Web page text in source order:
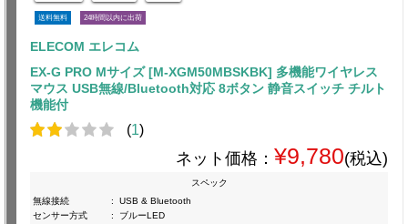
送料無料 24時間以内に出荷
ELECOM エレコム
EX-G PRO Mサイズ [M-XGM50MBSKBK] 多機能ワイヤレス
マウス USB無線/Bluetooth対応 8ボタン 静音スイッチ チルト
機能付
(1)
ネット価格： ¥9,780(税込)
スペック
無線接続
:
USB & Bluetooth
センサー方式
:
ブルーLED